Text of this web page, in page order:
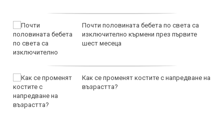
Почти половината бебета по света са
изключително кърмени през първите
шест месеца
Как се променят костите с напредване на
възрастта?